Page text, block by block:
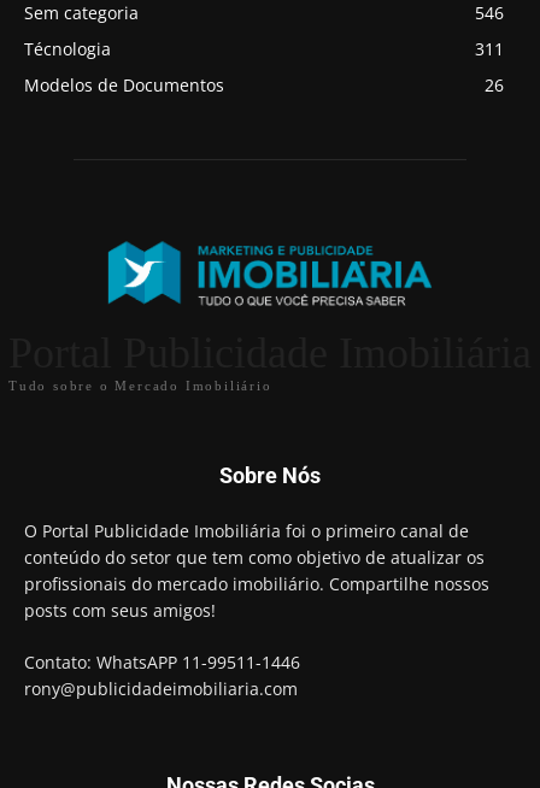
Sem categoria
546
Técnologia
311
Modelos de Documentos
26
Tudo sobre o Mercado Imobiliário
Sobre Nós
O Portal Publicidade Imobiliária foi o primeiro canal de
conteúdo do setor que tem como objetivo de atualizar os
profissionais do mercado imobiliário. Compartilhe nossos
posts com seus amigos!
Contato: WhatsAPP 11-99511-1446
rony@publicidadeimobiliaria.com